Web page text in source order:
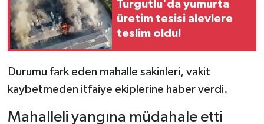
Turgutlu'da yumurta
üretim tesisi alevlere
teslim oldu!
Durumu fark eden mahalle sakinleri, vakit
kaybetmeden itfaiye ekiplerine haber verdi.
Mahalleli yangına müdahale etti